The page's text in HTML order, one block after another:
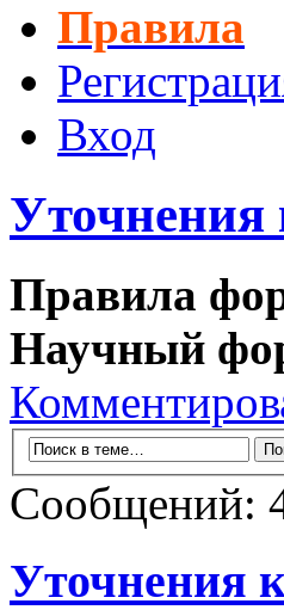
Правила
Вход
Уточнения
Правила
Научный
Сообщений:
Уточнения